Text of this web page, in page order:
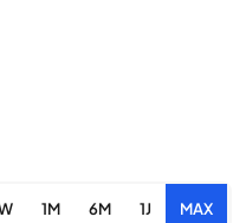
1M 6M 1J MAX